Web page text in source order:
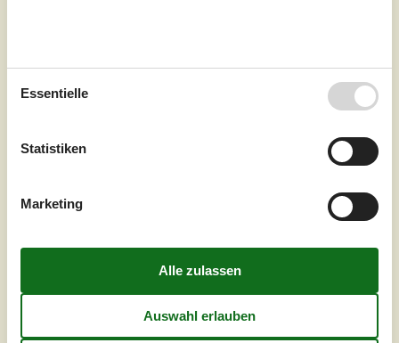
Helle Räume, viel Holz und große Fenster schaffen eine
freundliche, entspannte Atmosphäre. Der offene
Wohnbereich lädt mit gemütlichen Sitzplätzen und Kamin
Voraussetzungen für gemeinsame Mahlzeiten bieten. Der
Ferienhaus mit Meerblick und
privatem Garten
Snaptun Strandvej - Snaptun - 7130 - Juelsminde
Essentielle
Statistiken
Marketing